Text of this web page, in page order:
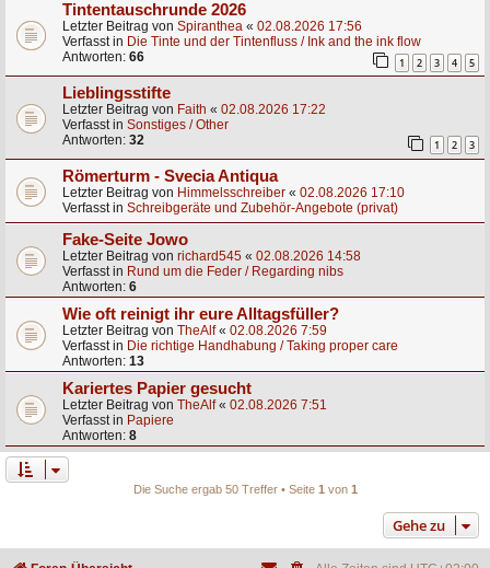
Tintentauschrunde 2026
Letzter Beitrag von Spiranthea « 02.08.2026 17:56
Verfasst in Die Tinte und der Tintenfluss / Ink and the ink flow
Antworten: 66 1 2 3 4 5
Lieblingsstifte
Letzter Beitrag von Faith « 02.08.2026 17:22
Verfasst in Sonstiges / Other
Antworten: 32 1 2 3
Römerturm - Svecia Antiqua
Letzter Beitrag von Himmelsschreiber « 02.08.2026 17:10
Verfasst in Schreibgeräte und Zubehör-Angebote (privat)
Fake-Seite Jowo
Letzter Beitrag von richard545 « 02.08.2026 14:58
Verfasst in Rund um die Feder / Regarding nibs
Antworten: 6
Wie oft reinigt ihr eure Alltagsfüller?
Letzter Beitrag von TheAlf« 02.08.2026 7:59
Verfasst in Die richtige Handhabung / Taking proper care
Antworten: 13
Kariertes Papier gesucht
Letzter Beitrag von TheAlf« 02.08.2026 7:51
Verfasst in Papiere
Antworten: 8
Die Suche ergab 50 Treffer • Seite 1 von 1
Gehe zu